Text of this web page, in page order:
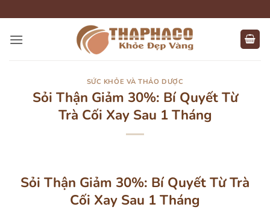
qua
nội
SỨC KHỎE VÀ THẢO DƯỢC
Sỏi Thận Giảm 30%: Bí Quyết Từ
Trà Cối Xay Sau 1 Tháng
Sỏi Thận Giảm 30%: Bí Quyết Từ Trà
Cối Xay Sau 1 Tháng